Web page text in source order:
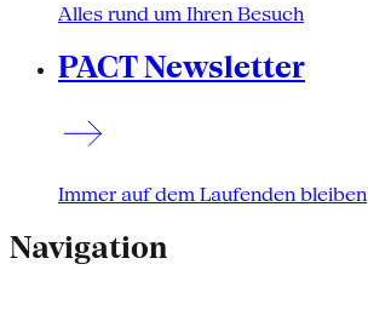
Alles rund um Ihren Besuch
PACT Newsletter
Immer auf dem Laufenden bleiben
Navigation